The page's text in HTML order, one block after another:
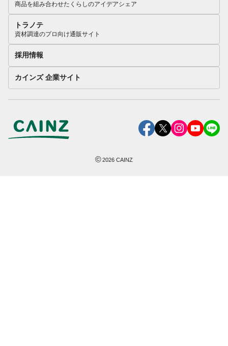
商品を組み合わせたくらしのアイデアシェア
トラノテ
資材調達のプロ向け通販サイト
採用情報
カインズ 企業サイト
©2026 CAINZ